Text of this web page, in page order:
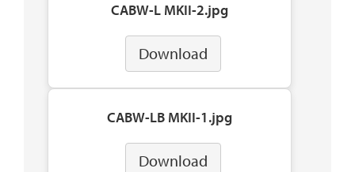
CABW-L MKII-2.jpg
Download
CABW-LB MKII-1.jpg
Download